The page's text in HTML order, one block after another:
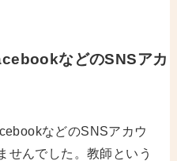
などのSNSアカ
などのSNSアカウ
せんでした。教師という